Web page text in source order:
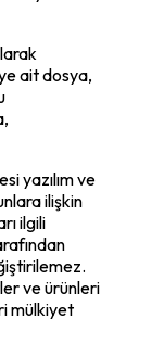
ait dosya,
yazılım ve
ilişkin
ilgili
ve ürünleri
mülkiyet